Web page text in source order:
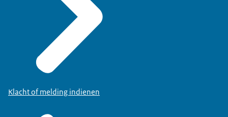
Klacht of melding indienen